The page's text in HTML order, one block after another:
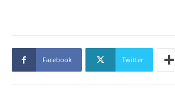
Facebook Twitter